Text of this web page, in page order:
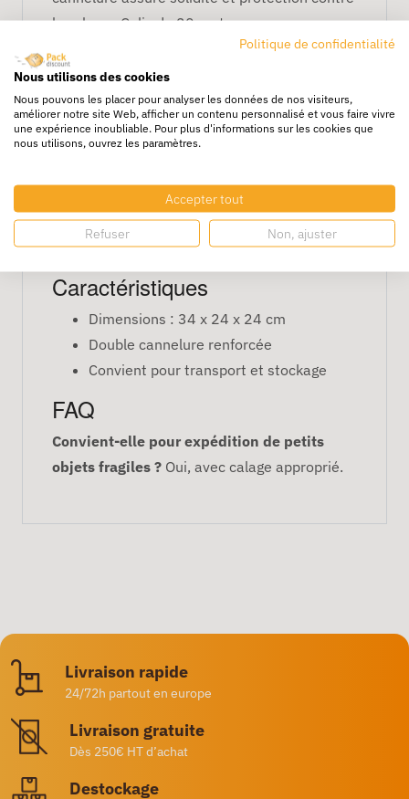
les chocs. Colis de 20 cartons.
Avantages
Convient aux objets fragiles ou
volumineux à petite échelle
Empilable et stable
Recyclable et respectueuse de
l’environnement
Caractéristiques
Dimensions : 34 x 24 x 24 cm
Double cannelure renforcée
Convient pour transport et stockage
FAQ
Convient-elle pour expédition de petits
objets fragiles ? Oui, avec calage approprié.
Livraison rapide
24/72h partout en europe
Livraison gratuite
Dès 250€ HT d’achat
Destockage
Politique de confidentialité
Nous utilisons des cookies
Nous pouvons les placer pour analyser les données de nos visiteurs,
améliorer notre site Web, afficher un contenu personnalisé et vous faire vivre
une expérience inoubliable. Pour plus d'informations sur les cookies que
nous utilisons, ouvrez les paramètres.
Accepter tout
Refuser Non, ajuster